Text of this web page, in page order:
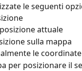
le seguenti
attuale
sulla mappa
le coordinate
per posizionare il